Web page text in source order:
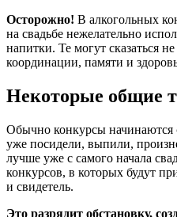
Осторожно! В алкогольных
на свадьбе нежелательно
напитки. Те могут сказаться
координации, памяти и
Некоторые общие
Обычно конкурсы начинаются
уже посидели, выпили,
лучше уже с самого начала
конкурсов, в которых будут
и свидетель.
Это разрядит обстановку,